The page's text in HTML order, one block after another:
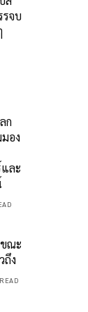
จบ
ก
อง
ละ
ณะ
ถึง